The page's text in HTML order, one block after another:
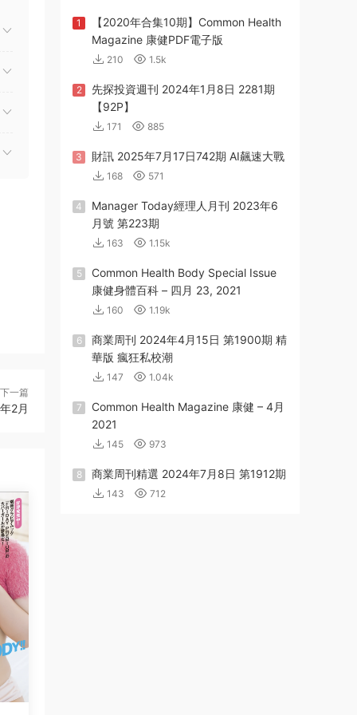
下一篇
2月
1
【2020年合集10期】Common Health
Magazine 康健PDF電子版
210 1.5k
2
先探投資週刊 2024年1月8日 2281期
【92P】
171 885
3 財訊 2025年7月17日742期 AI飆速大戰
168 571
4
Manager Today經理人月刊 2023年6
月號 第223期
163 1.15k
5
Common Health Body Special Issue
康健身體百科 – 四月 23, 2021
160 1.19k
6
商業周刊 2024年4月15日 第1900期 精
華版 瘋狂私校潮
147 1.04k
7
Common Health Magazine 康健 – 4月
2021
145 973
8 商業周刊精選 2024年7月8日 第1912期
143 712